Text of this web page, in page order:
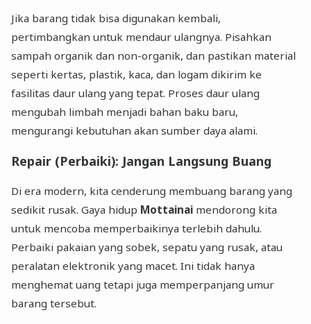
Jika barang tidak bisa digunakan kembali,
pertimbangkan untuk mendaur ulangnya. Pisahkan
sampah organik dan non-organik, dan pastikan material
seperti kertas, plastik, kaca, dan logam dikirim ke
fasilitas daur ulang yang tepat. Proses daur ulang
mengubah limbah menjadi bahan baku baru,
mengurangi kebutuhan akan sumber daya alami.
Repair (Perbaiki): Jangan Langsung Buang
Di era modern, kita cenderung membuang barang yang
sedikit rusak. Gaya hidup Mottainai mendorong kita
untuk mencoba memperbaikinya terlebih dahulu.
Perbaiki pakaian yang sobek, sepatu yang rusak, atau
peralatan elektronik yang macet. Ini tidak hanya
menghemat uang tetapi juga memperpanjang umur
barang tersebut.